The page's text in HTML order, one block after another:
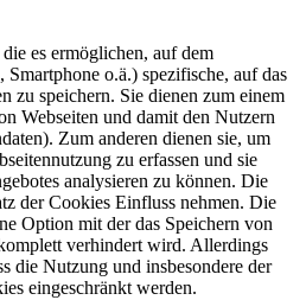
es ermöglichen, auf dem
o.ä.) spezifische, auf das
zu speichern. Sie dienen zum einem
Webseiten und damit den Nutzern
Zum anderen dienen sie, um
zu erfassen und sie
analysieren zu können. Die
der Cookies Einfluss nehmen. Die
Option mit der das Speichern von
verhindert wird. Allerdings
die Nutzung und insbesondere der
eingeschränkt werden.